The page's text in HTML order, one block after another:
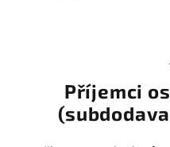
Příjemci